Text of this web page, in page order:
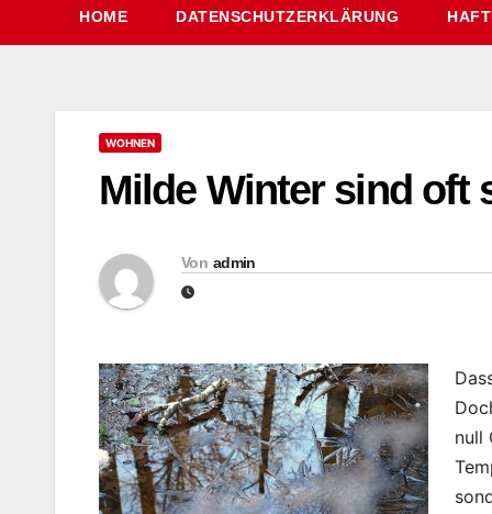
HOME DATENSCHUTZERKLÄRUNG
WOHNEN
Milde Winter sind oft
Von admin
null